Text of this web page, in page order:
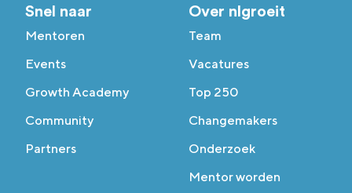
Snel naar
Mentoren
Events
Growth Academy
Community
Partners
Over nlgroeit
Team
Vacatures
Top 250
Changemakers
Onderzoek
Mentor worden